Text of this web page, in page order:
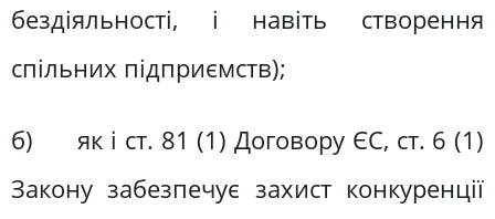
бездіяльності, і навіть створення
спільних підприємств);
б) як і ст. 81 (1) Договору ЄС, ст. 6 (1)
Закону забезпечує захист конкуренції